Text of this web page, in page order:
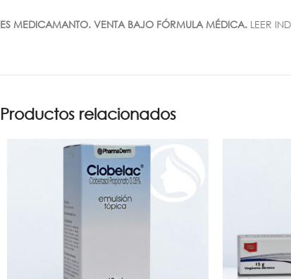
ES MEDICAMANTO. VENTA BAJO FÓRMULA MÉDICA. LEER
Productos relacionados